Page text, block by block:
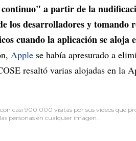
a partir de la
los desarrolladores y tomando
cuando la aplicación se aloja
Apple se había apresurado a
resaltó varias alojadas en la
casi 900.000 visitas por sus videos que
personas en cualquier imagen.